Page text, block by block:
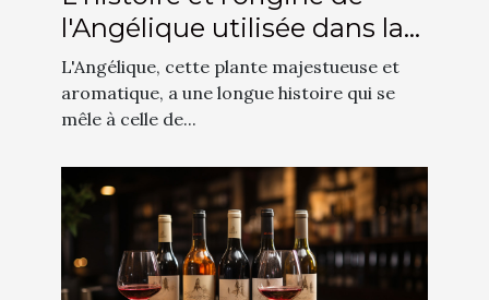
l'Angélique utilisée dans la
production du cidre
L'Angélique, cette plante majestueuse et
aromatique, a une longue histoire qui se
mêle à celle de...